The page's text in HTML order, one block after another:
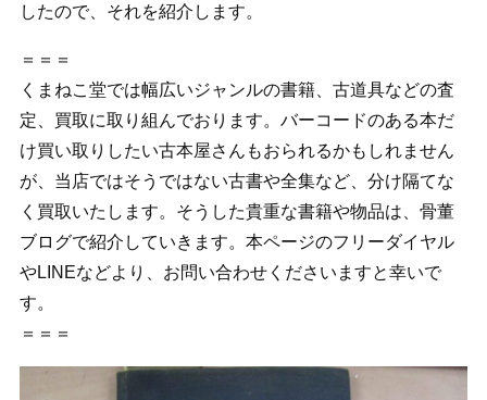
したので、それを紹介します。
＝＝＝
くまねこ堂では幅広いジャンルの書籍、古道具などの査
定、買取に取り組んでおります。バーコードのある本だ
け買い取りしたい古本屋さんもおられるかもしれません
が、当店ではそうではない古書や全集など、分け隔てな
く買取いたします。そうした貴重な書籍や物品は、骨董
ブログで紹介していきます。本ページのフリーダイヤル
やLINEなどより、お問い合わせくださいますと幸いで
す。
＝＝＝